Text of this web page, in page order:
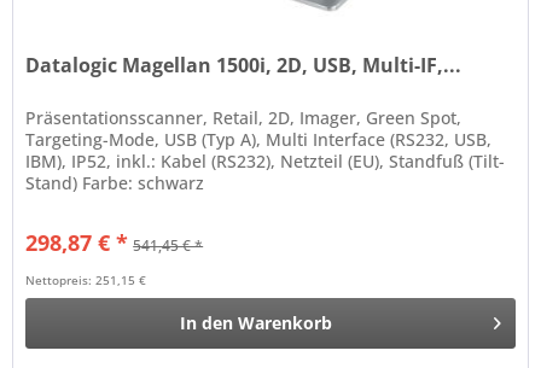
Datalogic Magellan 1500i, 2D, USB, Multi-IF,...
Präsentationsscanner, Retail, 2D, Imager, Green Spot,
Targeting-Mode, USB (Typ A), Multi Interface (RS232, USB,
IBM), IP52, inkl.: Kabel (RS232), Netzteil (EU), Standfuß (Tilt-
Stand) Farbe: schwarz
298,87 € * 541,45 € *
Nettopreis: 251,15 €
In den Warenkorb